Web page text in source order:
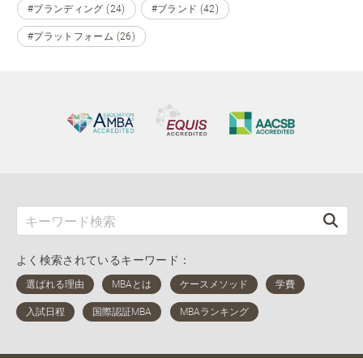
#ブランディング (24) #ブランド (42)
#プラットフォーム (26)
よく検索されているキーワード：